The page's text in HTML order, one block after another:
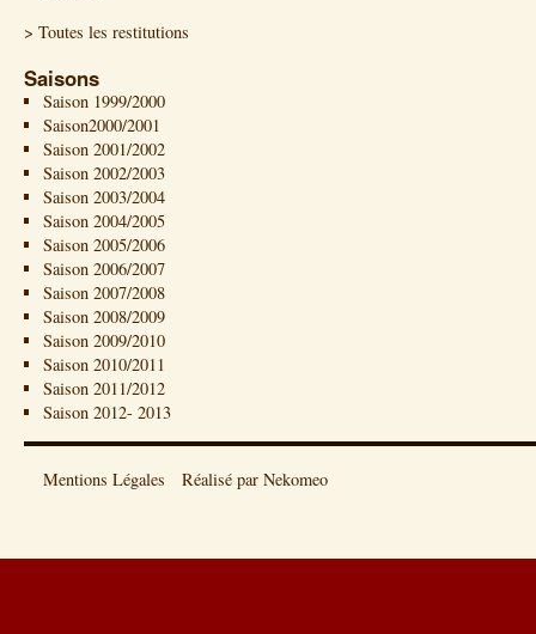
> Toutes les restitutions
Saisons
Saison 1999/2000
Saison2000/2001
Saison 2001/2002
Saison 2002/2003
Saison 2003/2004
Saison 2004/2005
Saison 2005/2006
Saison 2006/2007
Saison 2007/2008
Saison 2008/2009
Saison 2009/2010
Saison 2010/2011
Saison 2011/2012
Saison 2012- 2013
Mentions Légales Réalisé par Nekomeo